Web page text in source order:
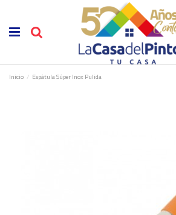
Inicio Espátula Súper Inox Pulida